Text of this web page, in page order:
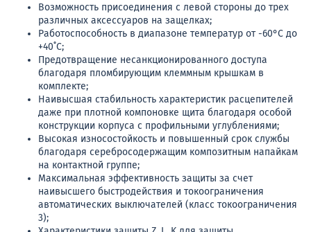
Возможность присоединения с левой стороны до трех
различных аксессуаров на защелках;
Работоспособность в диапазоне температур от -60°C до
+40˚C;
Предотвращение несанкционированного доступа
благодаря пломбирующим клеммным крышкам в
комплекте;
Наивысшая стабильность характеристик расцепителей
даже при плотной компоновке щита благодаря особой
конструкции корпуса с профильными углублениями;
Высокая износостойкость и повышенный срок службы
благодаря серебросодержащим композитным напайкам
на контактной группе;
Максимальная эффективность защиты за счет
наивысшего быстродействия и токоограничения
автоматических выключателей (класс токоограничения
3);